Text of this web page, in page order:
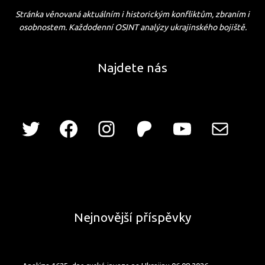
Stránka věnovaná aktuálním i historickým konfliktům, zbraním i
osobnostem. Každodenní OSINT analýzy ukrajinského bojiště.
Najdete nás
Nejnovější příspěvky